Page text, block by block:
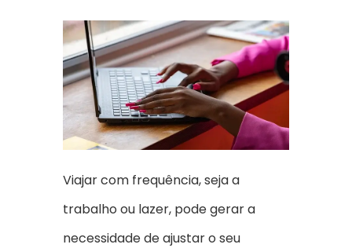
Viajar com frequência, seja a
trabalho ou lazer, pode gerar a
necessidade de ajustar o seu